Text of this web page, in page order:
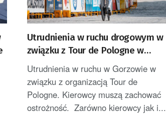
Utrudnienia w ruchu drogowym w
związku z Tour de Pologne w
Gorzowie
Utrudnienia w ruchu w Gorzowie w
związku z organizacją Tour de
Pologne. Kierowcy muszą zachować
ostrożność. Zarówno kierowcy jak i...